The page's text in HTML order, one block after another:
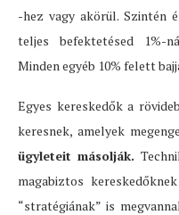
-hez vagy akörül. Szintén
teljes befektetésed 1%-
Minden egyéb 10% felett
Egyes kereskedők a
keresnek, amelyek
ügyleteit másolják.
magabiztos
“stratégiának” is